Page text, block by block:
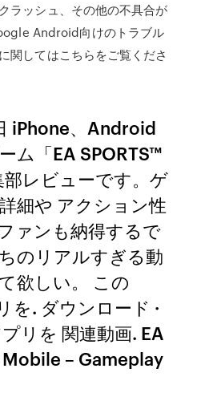
ラッシュ、その他の不具合が
Android向けのトラブル
関してはこちらをご覧くださ
iPhone、Android
ム「EA SPORTS™
部レビューです。ゲ
細や アクション性
ァンも納得するで
のリアルすぎる動
欲しい。 この
. ダウンロード ·
リを 関連動画. EA
Mobile – Gameplay